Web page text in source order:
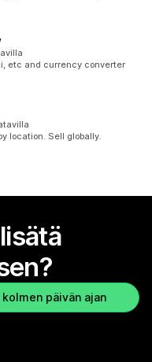
etc and currency converter
location. Sell globally.
päivän ajan